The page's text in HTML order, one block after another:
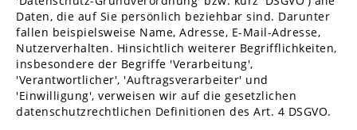
Daten, die auf Sie persönlich beziehbar sind. Darunter
fallen beispielsweise Name, Adresse, E-Mail-Adresse,
Nutzerverhalten. Hinsichtlich weiterer Begrifflichkeiten,
insbesondere der Begriffe 'Verarbeitung',
'Verantwortlicher', 'Auftragsverarbeiter' und
'Einwilligung', verweisen wir auf die gesetzlichen
datenschutzrechtlichen Definitionen des Art. 4 DSGVO.